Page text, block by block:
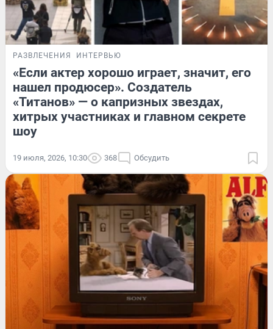
РАЗВЛЕЧЕНИЯ ИНТЕРВЬЮ
«Если актер хорошо играет, значит, его
нашел продюсер». Создатель
«Титанов» — о капризных звездах,
хитрых участниках и главном секрете
шоу
19 июля, 2026, 10:30 368 Обсудить